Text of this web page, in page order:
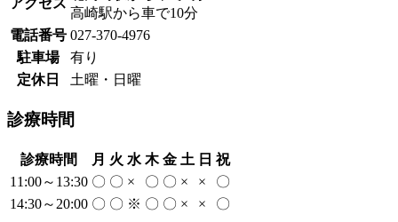
高崎駅から車で10分
電話番号 027-370-4976
駐車場
有り
定休日
土曜・日曜
診療時間
診療時間 月 火 水 木 金 土 日 祝
11:00～13:30 〇 〇 × 〇 〇 × ×
〇
14:30～20:00 〇 〇 ※ 〇 〇 × × 〇